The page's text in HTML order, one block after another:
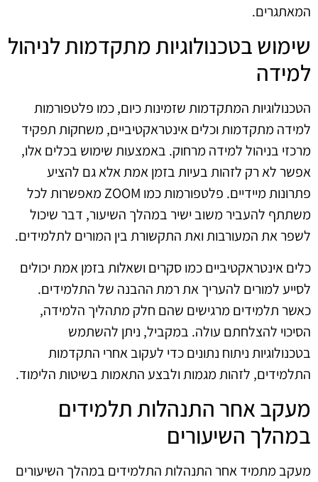
המאתגרים.
שימוש בטכנולוגיות מתקדמות לניהול
למידה
הטכנולוגיות המתקדמות שזמינות כיום, כמו פלטפורמות
למידה מתקדמות וכלים אינטראקטיביים, משחקות תפקיד
מרכזי בניהול למידה מרחוק. באמצעות שימוש בכלים אלו,
אפשר לא רק לזהות בעיות בזמן אמת אלא גם להציע
פתרונות מיידיים. פלטפורמות כמו ZOOM מאפשרות לכל
משתתף להעביר משוב ישיר במהלך השיעור, דבר שיכול
לשפר את המעורבות ואת התקשורת בין המורים לתלמידים.
כלים אינטראקטיביים כמו סקרים ושאלות בזמן אמת יכולים
לסייע למורים להעריך את רמת ההבנה של התלמידים.
כאשר תלמידים מרגישים שהם חלק מתהליך הלמידה,
הסיכוי להצלחתם עולה. במקביל, ניתן להשתמש
בטכנולוגיות ניתוח נתונים כדי לעקוב אחרי התקדמות
התלמידים, לזהות מגמות ולבצע התאמות בשיטות הלימוד.
מעקב אחר התנהלות תלמידים
במהלך השיעורים
מעקב מתמיד אחר התנהלות התלמידים במהלך השיעורים